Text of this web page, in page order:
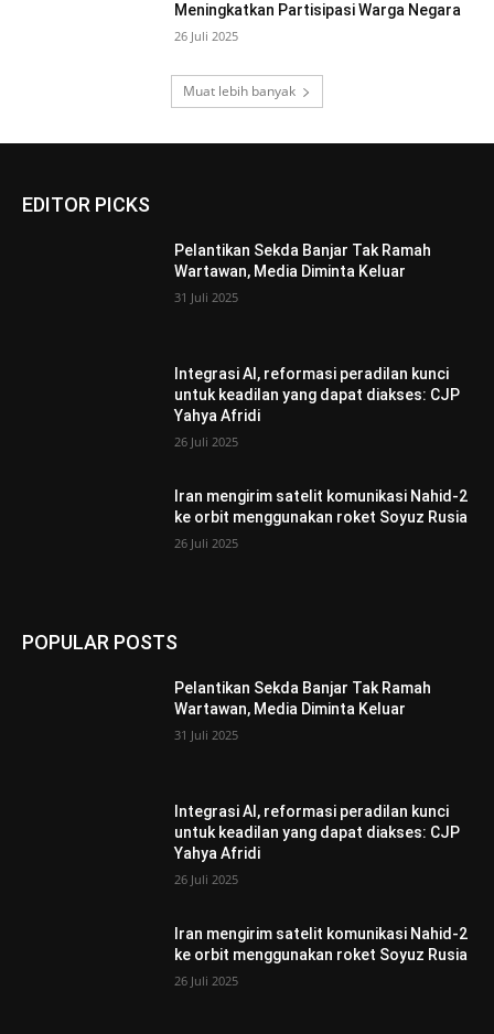
Meningkatkan Partisipasi Warga Negara
26 Juli 2025
Muat lebih banyak
EDITOR PICKS
Pelantikan Sekda Banjar Tak Ramah
Wartawan, Media Diminta Keluar
31 Juli 2025
Integrasi AI, reformasi peradilan kunci
untuk keadilan yang dapat diakses: CJP
Yahya Afridi
26 Juli 2025
Iran mengirim satelit komunikasi Nahid-2
ke orbit menggunakan roket Soyuz Rusia
26 Juli 2025
POPULAR POSTS
Pelantikan Sekda Banjar Tak Ramah
Wartawan, Media Diminta Keluar
31 Juli 2025
Integrasi AI, reformasi peradilan kunci
untuk keadilan yang dapat diakses: CJP
Yahya Afridi
26 Juli 2025
Iran mengirim satelit komunikasi Nahid-2
ke orbit menggunakan roket Soyuz Rusia
26 Juli 2025